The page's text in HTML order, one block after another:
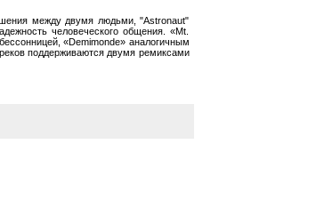
между двумя людьми, "Astronaut"
человеческого общения. «Mt.
«Demimonde» аналогичным
поддерживаются двумя ремиксами